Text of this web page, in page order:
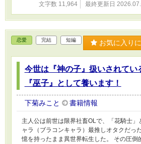
文字数 11,964 最終更新日
恋愛 完結 短編 お気に入り
今世は『神の子』扱いされてい
『巫子』として養います！
下菊みこと 書籍情報
主人公は前世は限界社畜OLで、「花騎士」
ャラ（ブラコンキャラ）最推しオタクだっ
憶を持ったまま異世界転生した。 その圧倒